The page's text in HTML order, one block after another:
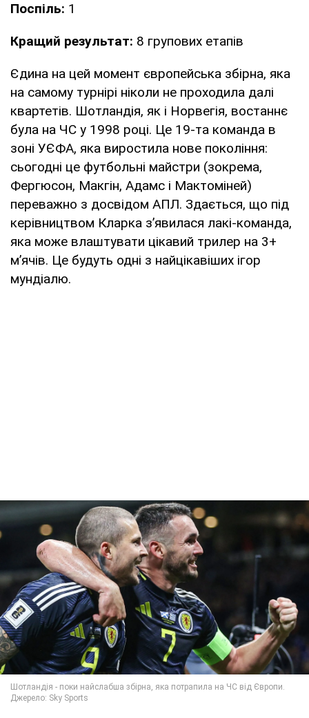
Поспіль: 1
Кращий результат: 8 групових етапів
Єдина на цей момент європейська збірна, яка
на самому турнірі ніколи не проходила далі
квартетів. Шотландія, як і Норвегія, востаннє
була на ЧС у 1998 році. Це 19-та команда в
зоні УЄФА, яка виростила нове покоління:
сьогодні це футбольні майстри (зокрема,
Фергюсон, Макгін, Адамс і Мактоміней)
переважно з досвідом АПЛ. Здається, що під
керівництвом Кларка з’явилася лакі-команда,
яка може влаштувати цікавий трилер на 3+
м’ячів. Це будуть одні з найцікавіших ігор
мундіалю.